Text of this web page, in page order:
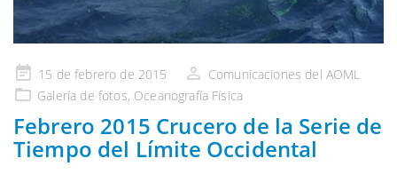
Publicado
en
15 de febrero de 2015
Comunicaciones del AOML
Galería de fotos, Oceanografía Física
Febrero 2015 Crucero de la Serie de
Tiempo del Límite Occidental